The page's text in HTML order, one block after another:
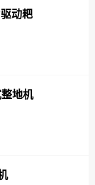
动耙
地机